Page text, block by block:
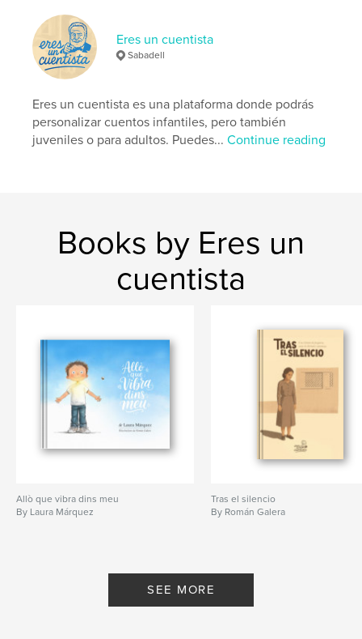
Author website
https://eresuncuentista.com/
Features & Details
Primary Category: Entertainment
Project Option:
6×9 in, 15×23 cm
# of Pages:88
LanguageSpanish
reflexiones ensayo
Eres un cuentista
Sabadell
Eres un cuentista es una plataforma donde podrás
personalizar cuentos infantiles, pero también
juveniles o para adultos. Puedes...Continue reading
Books by Eres un
cuentista
Allò que vibra dins meu
By Laura Márquez
Tras el silencio
By Román Galera
SEE MORE